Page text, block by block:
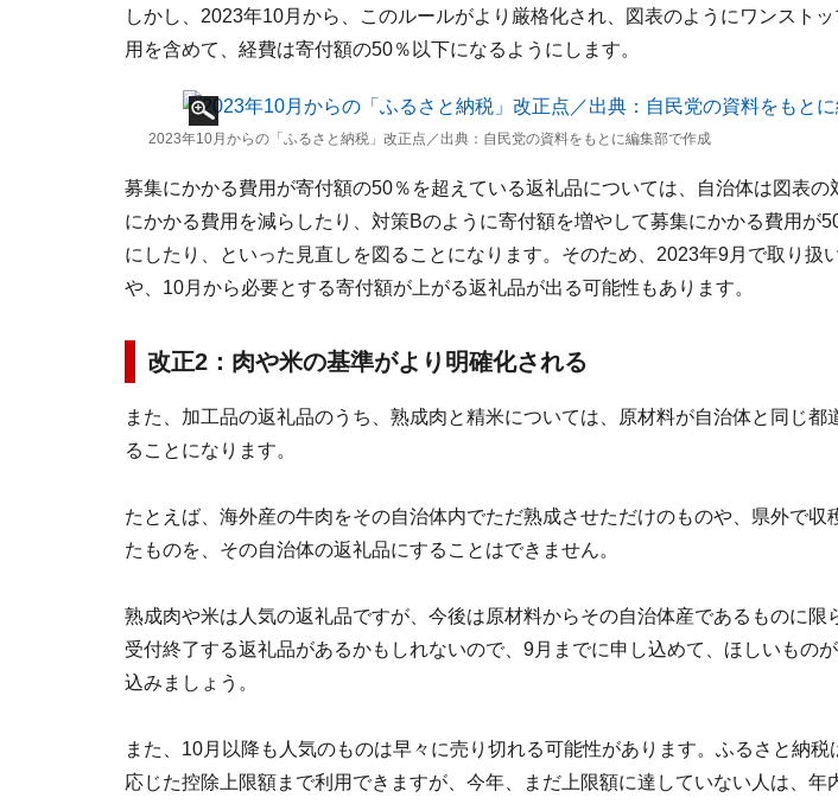
しかし、2023年10月から、このルールがより厳格化され、図表のようにワンスト
用を含めて、経費は寄付額の50％以下になるようにします。
2023年10月からの「ふるさと納税」改正点／出典：自民党の資料をもとに編集部で作成
募集にかかる費用が寄付額の50％を超えている返礼品については、自治体は図表の
にかかる費用を減らしたり、対策Bのように寄付額を増やして募集にかかる費用が
にしたり、といった見直しを図ることになります。そのため、2023年9月で取り扱
や、10月から必要とする寄付額が上がる返礼品が出る可能性もあります。
改正2：肉や米の基準がより明確化される
また、加工品の返礼品のうち、熟成肉と精米については、原材料が自治体と同じ都
ることになります。
たとえば、海外産の牛肉をその自治体内でただ熟成させただけのものや、県外で収
たものを、その自治体の返礼品にすることはできません。
熟成肉や米は人気の返礼品ですが、今後は原材料からその自治体産であるものに限
受付終了する返礼品があるかもしれないので、9月までに申し込めて、ほしいもの
込みましょう。
また、10月以降も人気のものは早々に売り切れる可能性があります。ふるさと納税
応じた控除上限額まで利用できますが、今年、まだ上限額に達していない人は、年